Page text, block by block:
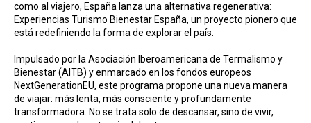
como al viajero, España lanza una alternativa regenerativa:
Experiencias Turismo Bienestar España, un proyecto pionero que
está redefiniendo la forma de explorar el país.
Impulsado por la Asociación Iberoamericana de Termalismo y
Bienestar (AITB) y enmarcado en los fondos europeos
NextGenerationEU, este programa propone una nueva manera
de viajar: más lenta, más consciente y profundamente
transformadora. No se trata solo de descansar, sino de vivir,